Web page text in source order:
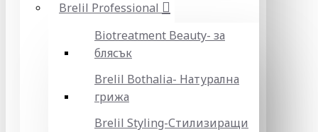
Brelil Professional
Biotreatment Beauty- за
блясък
Brelil Bothalia- Натурална
грижа
Brelil Styling-Стилизиращи